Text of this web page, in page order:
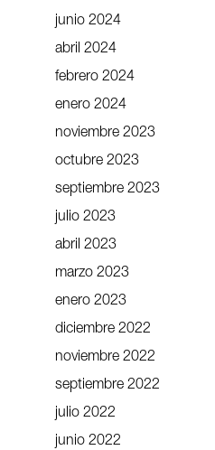
junio 2024
abril 2024
febrero 2024
enero 2024
noviembre 2023
octubre 2023
septiembre 2023
julio 2023
abril 2023
marzo 2023
enero 2023
diciembre 2022
noviembre 2022
septiembre 2022
julio 2022
junio 2022